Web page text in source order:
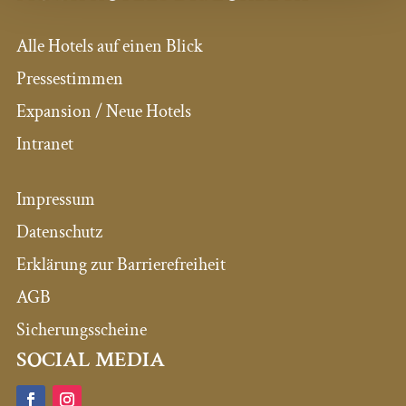
Alle Hotels auf einen Blick
Pressestimmen
Expansion / Neue Hotels
Intranet
Impressum
Datenschutz
Erklärung zur Barrierefreiheit
AGB
Sicherungsscheine
SOCIAL MEDIA